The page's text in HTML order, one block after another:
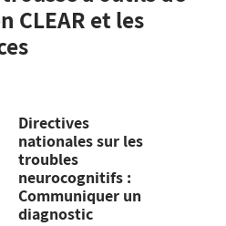
CLEAR et les
Directives
nationales sur les
troubles
neurocognitifs :
Communiquer un
diagnostic